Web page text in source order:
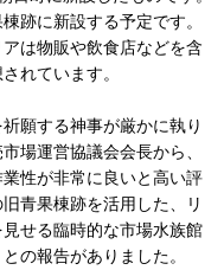
跡に新設する予定です。
は物販や飲食店などを含
れています。
願する神事が厳かに執り
場運営協議会会長から、
性が非常に良いと高い評
青果棟跡を活用した、リ
せる臨時的な市場水族館
の報告がありました。